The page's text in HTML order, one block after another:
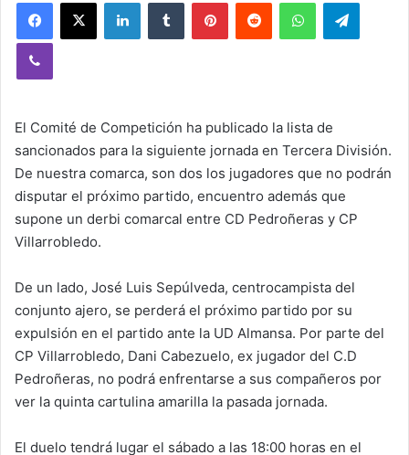
El Comité de Competición ha publicado la lista de
sancionados para la siguiente jornada en Tercera División.
De nuestra comarca, son dos los jugadores que no podrán
disputar el próximo partido, encuentro además que
supone un derbi comarcal entre CD Pedroñeras y CP
Villarrobledo.
De un lado, José Luis Sepúlveda, centrocampista del
conjunto ajero, se perderá el próximo partido por su
expulsión en el partido ante la UD Almansa. Por parte del
CP Villarrobledo, Dani Cabezuelo, ex jugador del C.D
Pedroñeras, no podrá enfrentarse a sus compañeros por
ver la quinta cartulina amarilla la pasada jornada.
El duelo tendrá lugar el sábado a las 18:00 horas en el